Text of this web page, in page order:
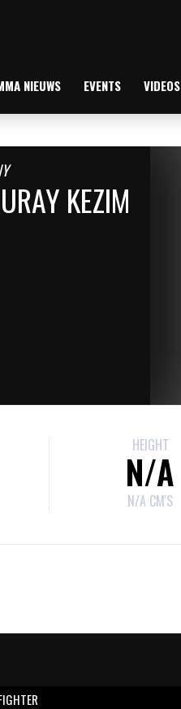
NIEUWS EVENTS VIDEOS
KEZIM
HEIGHT
N/A
N/A CM'S